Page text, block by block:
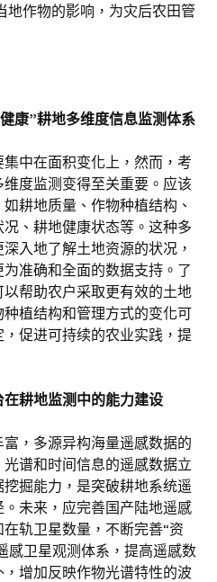
地作物的影响，为灾后农田管
康”耕地多维度信息监测体系
中在面积变化上，然而，考
度监测变得至关重要。应该
耕地质量、作物种植结构、
、耕地健康状态等。这种多
入地了解土地资源的状况，
准确和全面的数据支持。了
帮助农户采取更有效的土地
植结构和管理方式的变化可
促进可持续的农业实践，提
耕地监测中的能力建设
，多源异构海量遥感数据的
谱和时间信息的遥感数据立
掘能力，是突破耕地系统遥
未来，应完善国产陆地遥感
轨卫星数量，不断完善“资
感卫星观测体系，提高遥感数
增加反映作物光谱特性的波